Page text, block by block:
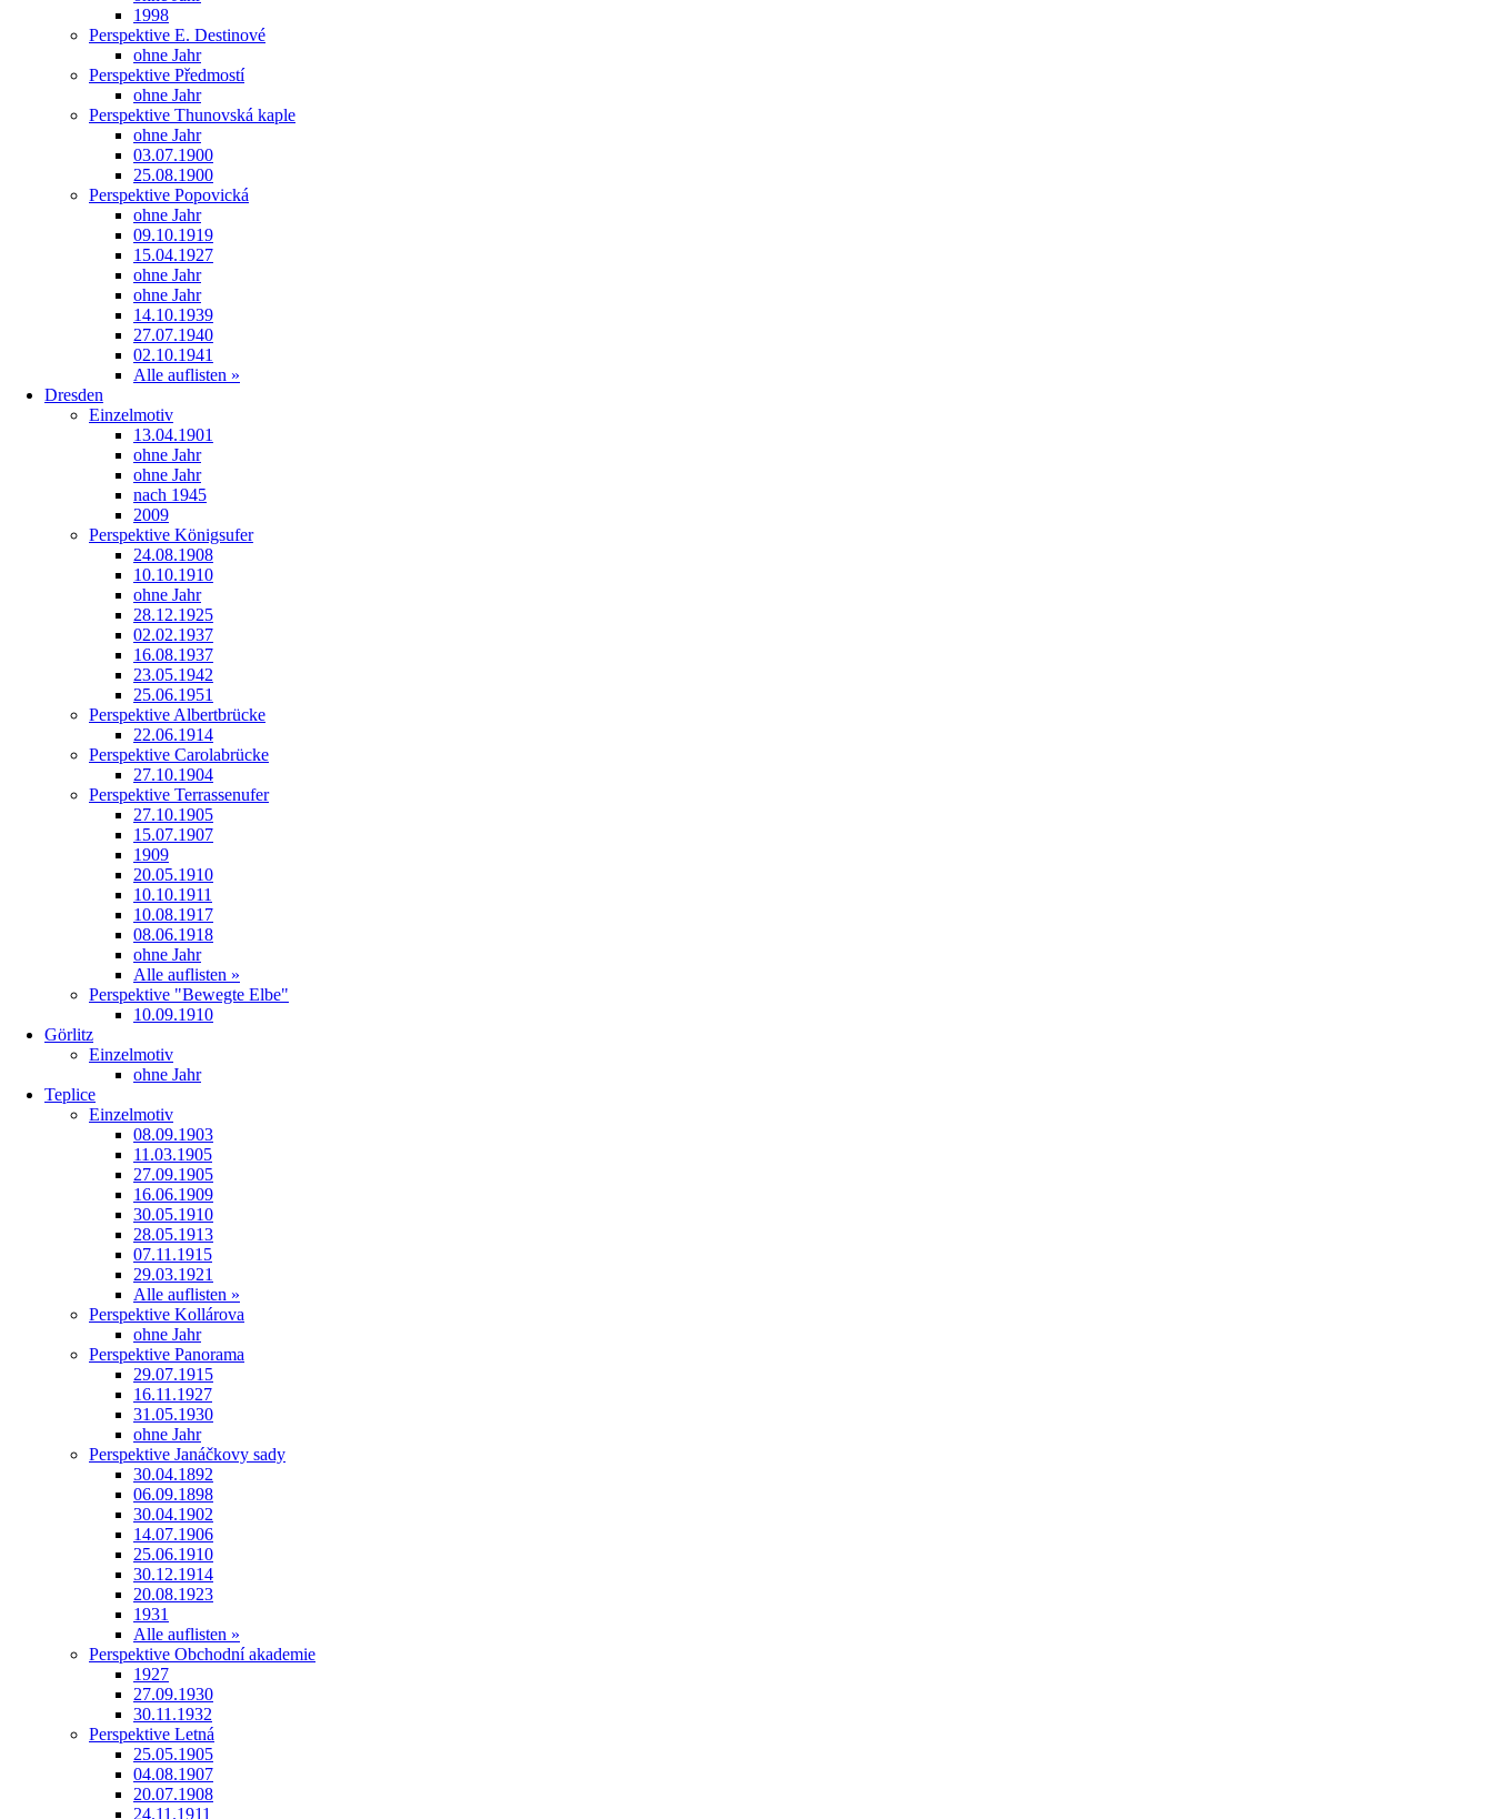
1998
Perspektive E. Destinové
ohne Jahr
Perspektive Předmostí
ohne Jahr
Perspektive Thunovská kaple
ohne Jahr
03.07.1900
25.08.1900
Perspektive Popovická
ohne Jahr
09.10.1919
15.04.1927
ohne Jahr
ohne Jahr
14.10.1939
27.07.1940
02.10.1941
Alle auflisten »
Dresden
Einzelmotiv
13.04.1901
ohne Jahr
ohne Jahr
nach 1945
2009
Perspektive Königsufer
24.08.1908
10.10.1910
ohne Jahr
28.12.1925
02.02.1937
16.08.1937
23.05.1942
25.06.1951
Perspektive Albertbrücke
22.06.1914
Perspektive Carolabrücke
27.10.1904
Perspektive Terrassenufer
27.10.1905
15.07.1907
1909
20.05.1910
10.10.1911
10.08.1917
08.06.1918
ohne Jahr
Alle auflisten »
Perspektive "Bewegte Elbe"
10.09.1910
Görlitz
Einzelmotiv
ohne Jahr
Teplice
Einzelmotiv
08.09.1903
11.03.1905
27.09.1905
16.06.1909
30.05.1910
28.05.1913
07.11.1915
29.03.1921
Alle auflisten »
Perspektive Kollárova
ohne Jahr
Perspektive Panorama
29.07.1915
16.11.1927
31.05.1930
ohne Jahr
Perspektive Janáčkovy sady
30.04.1892
06.09.1898
30.04.1902
14.07.1906
25.06.1910
30.12.1914
20.08.1923
1931
Alle auflisten »
Perspektive Obchodní akademie
1927
27.09.1930
30.11.1932
Perspektive Letná
25.05.1905
04.08.1907
20.07.1908
24.11.1911